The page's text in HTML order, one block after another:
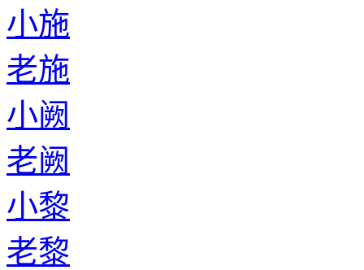
小施
老施
小阙
老阙
小黎
老黎